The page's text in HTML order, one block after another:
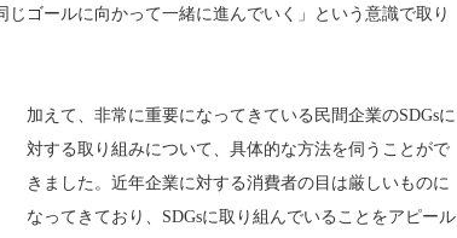
ゴールに向かって一緒に進んでいく」という意識で取り
加えて、非常に重要になってきている民間企業のSDGsに
対する取り組みについて、具体的な方法を伺うことがで
きました。近年企業に対する消費者の目は厳しいものに
なってきており、SDGsに取り組んでいることをアピール